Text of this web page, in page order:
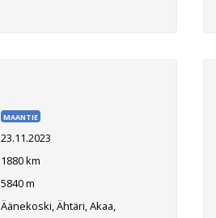
MAANTIE
23.11.2023
1880 km
5840 m
Äänekoski, Ähtäri, Akaa,